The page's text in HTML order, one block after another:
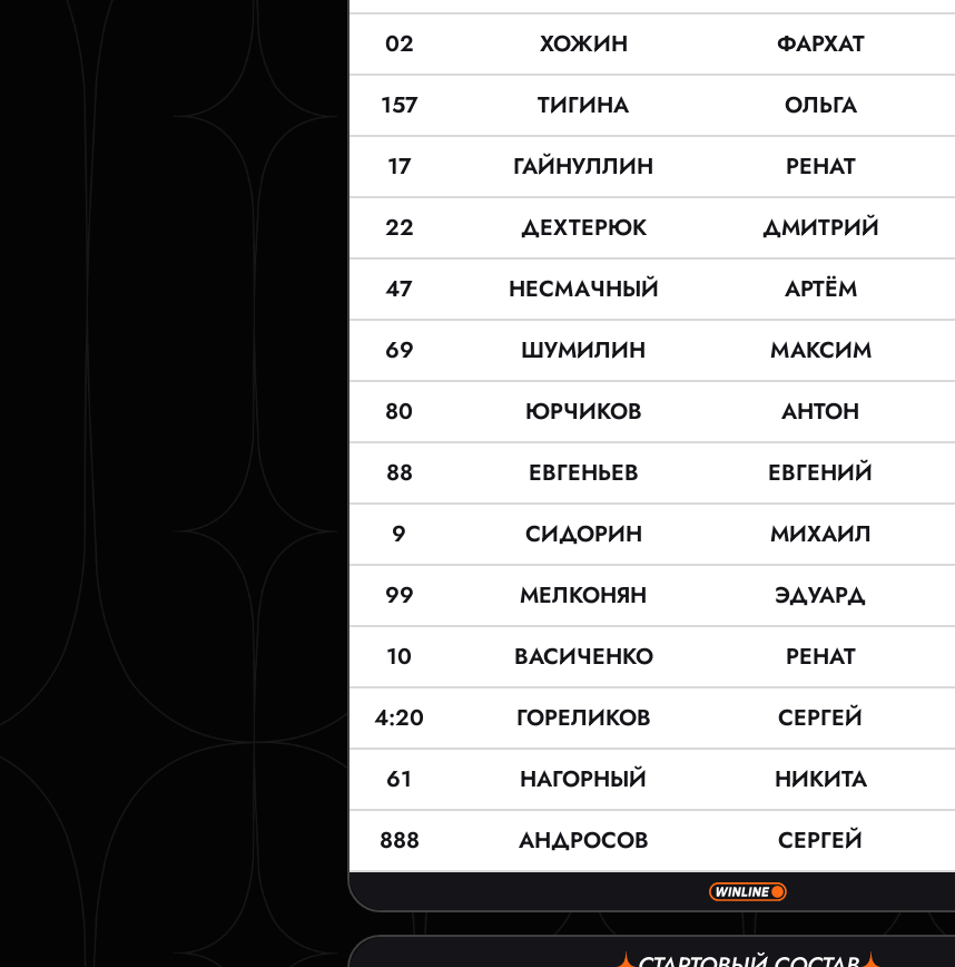
02
ХОЖИН ФАРХАТ
157
ТИГИНА ОЛЬГА
17
ГАЙНУЛЛИН РЕНАТ
22
ДЕХТЕРЮК ДМИТРИЙ
47
НЕСМАЧНЫЙ АРТЁМ
69
ШУМИЛИН МАКСИМ
80
ЮРЧИКОВ АНТОН
88
ЕВГЕНЬЕВ ЕВГЕНИЙ
9
СИДОРИН МИХАИЛ
99
МЕЛКОНЯН ЭДУАРД
10
ВАСИЧЕНКО РЕНАТ
4:20
ГОРЕЛИКОВ СЕРГЕЙ
61
НАГОРНЫЙ НИКИТА
888
АНДРОСОВ СЕРГЕЙ